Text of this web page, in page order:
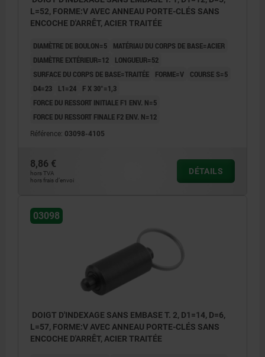
L=52, FORME:V AVEC ANNEAU PORTE-CLÉS SANS
ENCOCHE D'ARRÊT, ACIER TRAITÉE
DIAMÈTRE DE BOULON=5
MATÉRIAU DU CORPS DE BASE=ACIER
DIAMÈTRE EXTÉRIEUR=12
LONGUEUR=52
SURFACE DU CORPS DE BASE=TRAITÉE
FORME=V
COURSE S=5
D4=23
L1=24
F X 30°=1,3
FORCE DU RESSORT INITIALE F1 ENV. N=5
FORCE DU RESSORT FINALE F2 ENV. N=12
Référence: 03098-4105
8,86 €
hors TVA
hors frais d’envoi
DÉTAILS
03098
DOIGT D'INDEXAGE SANS EMBASE T. 2, D1=14, D=6,
L=57, FORME:V AVEC ANNEAU PORTE-CLÉS SANS
ENCOCHE D'ARRÊT, ACIER TRAITÉE